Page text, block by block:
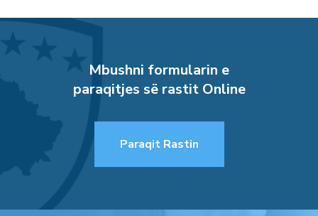
Mbushni formularin e
paraqitjes së rastit Online
Paraqit Rastin